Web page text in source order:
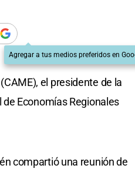
Agregar a tus medios preferidos en
el presidente de la
Economías Regionales
compartió una reunión de